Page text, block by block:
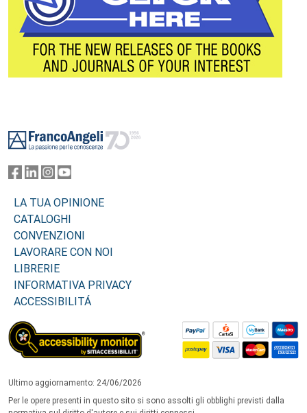
LA TUA OPINIONE
CATALOGHI
CONVENZIONI
LAVORARE CON NOI
LIBRERIE
INFORMATIVA PRIVACY
ACCESSIBILITÁ
Ultimo aggiornamento: 24/06/2026
Per le opere presenti in questo sito si sono assolti gli obblighi previsti dalla